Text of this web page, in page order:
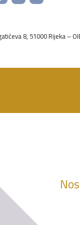
8, 51000 Rijeka –